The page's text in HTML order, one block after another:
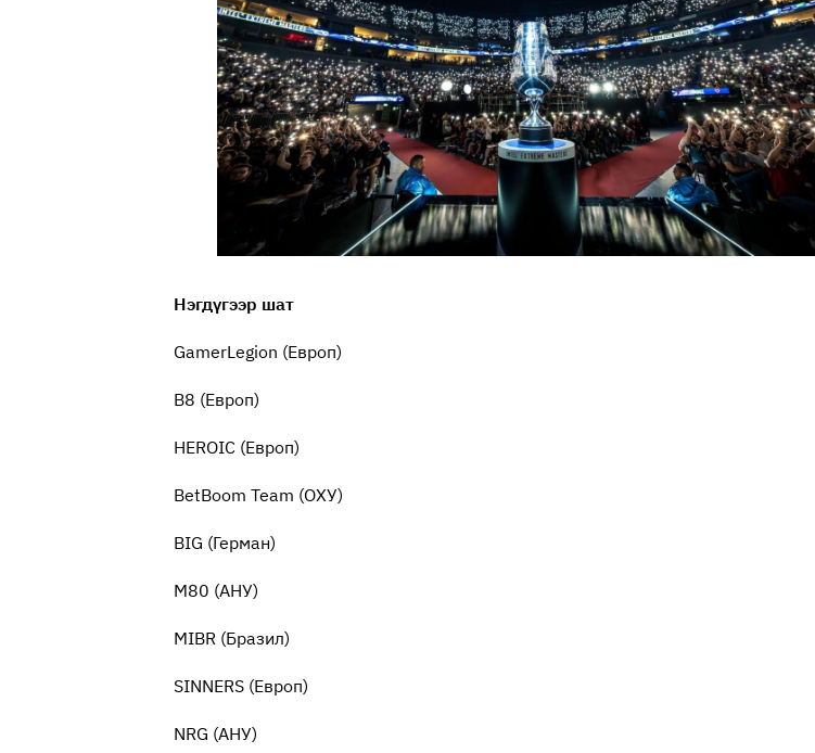
Нэгдүгээр шат
GamerLegion (Европ)
B8 (Европ)
HEROIC (Европ)
BetBoom Team (ОХУ)
BIG (Герман)
M80 (АНУ)
MIBR (Бразил)
SINNERS (Европ)
NRG (АНУ)